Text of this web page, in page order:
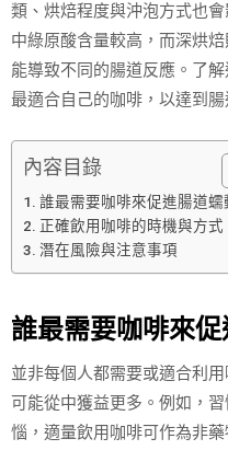
類、烘焙程度與沖泡方式也
中綠原酸含量較高，而深烘
能導致不同的腸道反應。了
最適合自己的咖啡，以達到腸
內容目錄
誰最需要咖啡來促進腸道蠕
正確飲用咖啡的時機與方式
潛在風險與注意事項
誰最需要咖啡來促
並非每個人都需要或適合利
可能從中獲益更多。例如，
惱，適量飲用咖啡可作為非